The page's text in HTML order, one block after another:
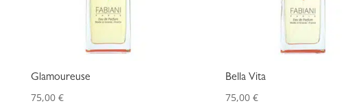
Glamoureuse
75,00 €
Bella Vita
75,00 €